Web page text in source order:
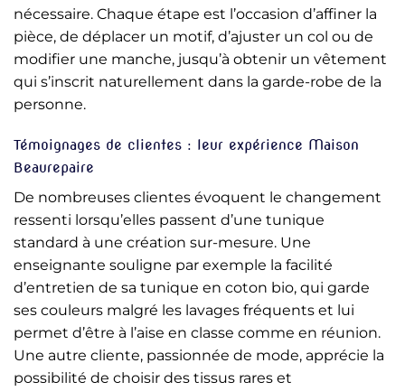
nécessaire. Chaque étape est l’occasion d’affiner la
pièce, de déplacer un motif, d’ajuster un col ou de
modifier une manche, jusqu’à obtenir un vêtement
qui s’inscrit naturellement dans la garde-robe de la
personne.
Témoignages de clientes : leur expérience Maison
Beaurepaire
De nombreuses clientes évoquent le changement
ressenti lorsqu’elles passent d’une tunique
standard à une création sur-mesure. Une
enseignante souligne par exemple la facilité
d’entretien de sa tunique en coton bio, qui garde
ses couleurs malgré les lavages fréquents et lui
permet d’être à l’aise en classe comme en réunion.
Une autre cliente, passionnée de mode, apprécie la
possibilité de choisir des tissus rares et